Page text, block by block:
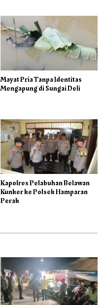
Mayat Pria Tanpa Identitas
Mengapung di Sungai Deli
Kapolres Pelabuhan Belawan
Kunker ke Polsek Hamparan
Perak